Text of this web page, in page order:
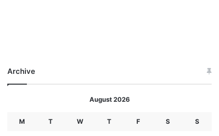
Archive
August 2026
M T W T F S S